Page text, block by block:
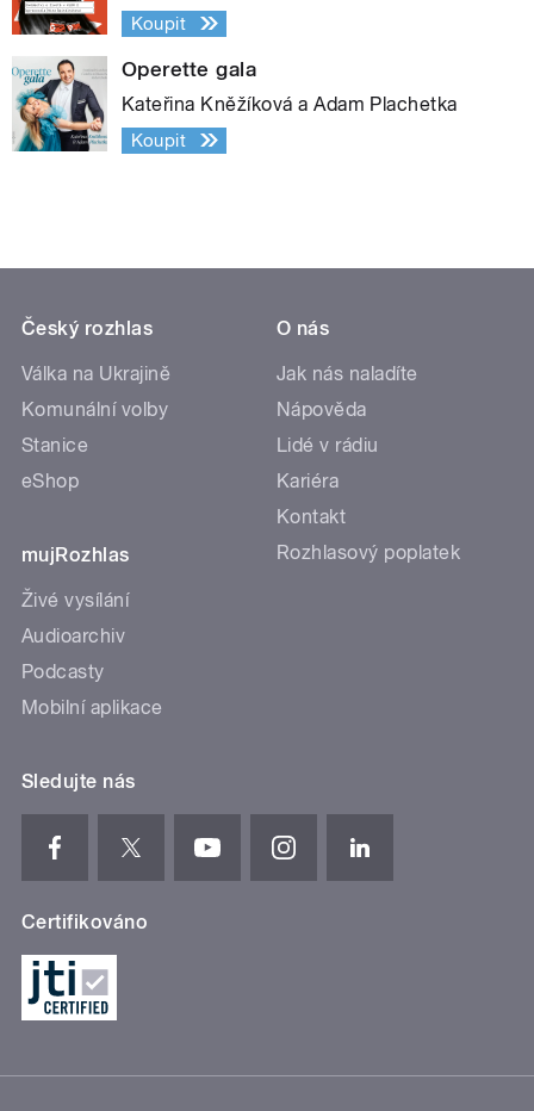
Koupit
Operette gala
Kateřina Kněžíková a Adam Plachetka
Koupit
Český rozhlas
Válka na Ukrajině
Komunální volby
Stanice
eShop
mujRozhlas
Živé vysílání
Audioarchiv
Podcasty
Mobilní aplikace
O nás
Jak nás naladíte
Nápověda
Lidé v rádiu
Kariéra
Kontakt
Rozhlasový poplatek
Sledujte nás
Certifikováno